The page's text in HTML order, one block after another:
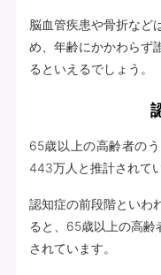
脳血管疾患や骨折など
め、年齢にかかわらず
るといえるでしょう。
65歳以上の高齢者の
443万人と推計されて
認知症の前段階といわ
ると、65歳以上の高齢
されています。